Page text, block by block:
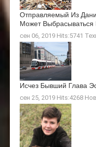
Отправляемый Из
Может
сен 06, 2019 Hits:5741
Исчез Бывший Глава
сен 25, 2019 Hits:4268